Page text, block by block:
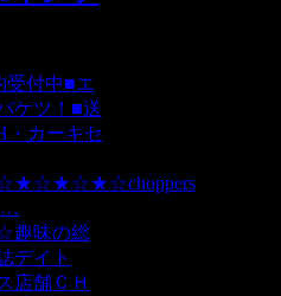
受付中■エ
ケツ！■送
・カーキセ
味の総
デイト
店舗ＣＨ